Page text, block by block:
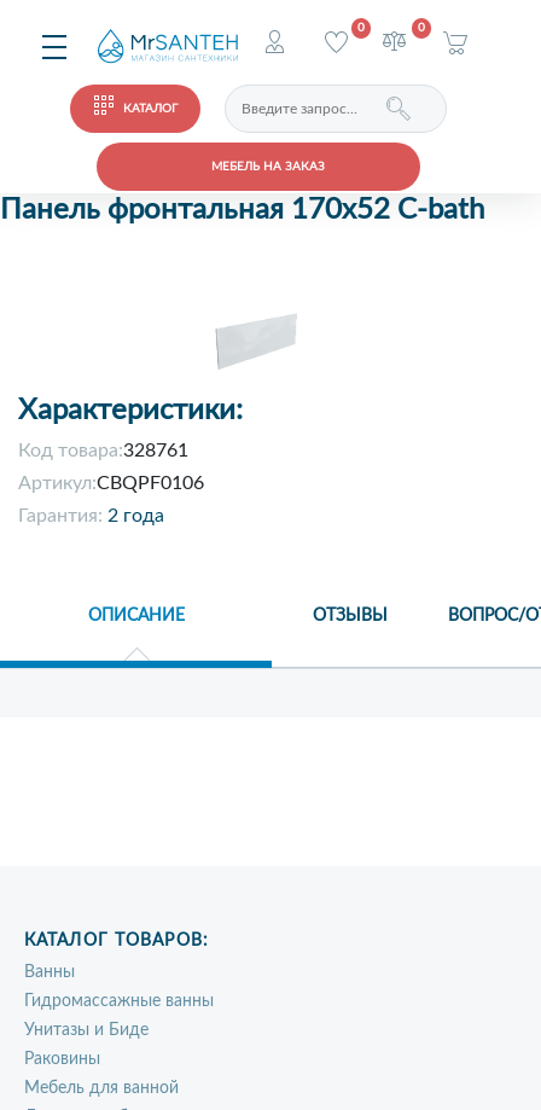
КАТАЛОГ
МЕБЕЛЬ НА ЗАКАЗ
0 0
Панель фронтальная 170x52 C-bath
Характеристики:
Код товара:328761
Артикул:CBQPF0106
Гарантия: 2 года
ОПИСАНИЕ ОТЗЫВЫ ВОПРОС/
КАТАЛОГ ТОВАРОВ:
Ванны
Гидромассажные ванны
Унитазы и Биде
Раковины
Мебель для ванной